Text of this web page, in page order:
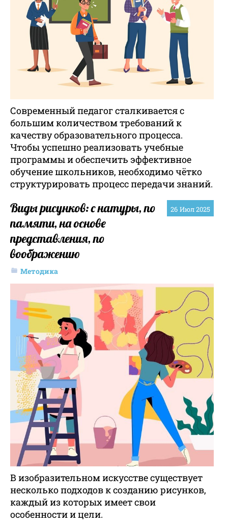
Современный педагог сталкивается с
большим количеством требований к
качеству образовательного процесса.
Чтобы успешно реализовать учебные
программы и обеспечить эффективное
обучение школьников, необходимо чётко
структурировать процесс передачи знаний.
26 Июл 2025
Виды рисунков: с натуры, по
памяти, на основе
представления, по
воображению
Методика
В изобразительном искусстве существует
несколько подходов к созданию рисунков,
каждый из которых имеет свои
особенности и цели.